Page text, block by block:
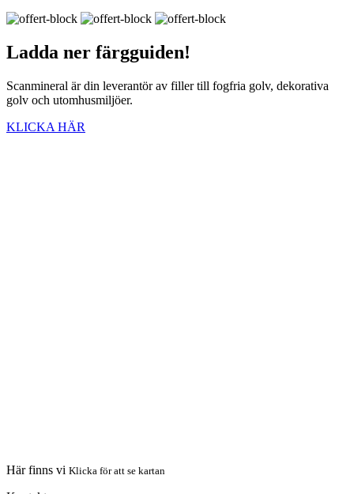
Ladda ner färgguiden!
Scanmineral är din leverantör av filler till fogfria golv, dekorativa
golv och utomhusmiljöer.
KLICKA HÄR
Här finns vi Klicka för att se kartan